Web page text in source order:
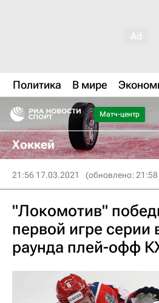
Политика В мире
Матч-центр
Хоккей
21:56 17.03.2021 (обновлено:
"Локомотив"
первой игре серии
раунда плей-офф